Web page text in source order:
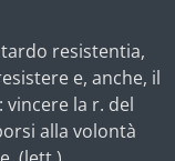
resistentia,
e, anche, il
vincere la r. del
alla volontà